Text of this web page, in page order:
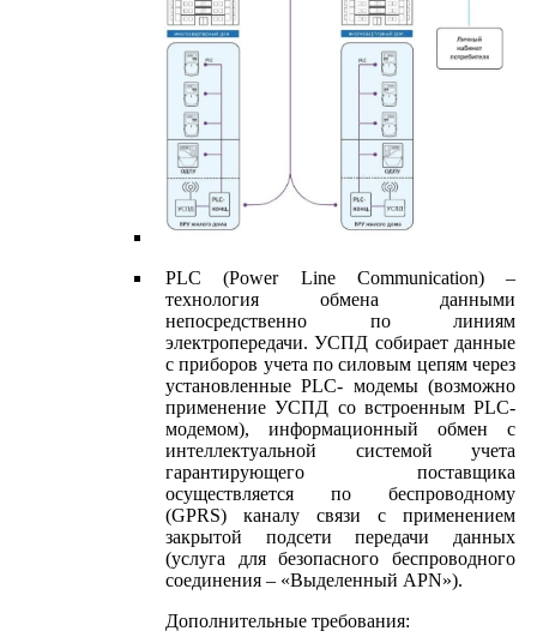
PLC (Power Line Communication) –
технология обмена данными
непосредственно по линиям
электропередачи. УСПД собирает данные
с приборов учета по силовым цепям через
установленные PLC- модемы (возможно
применение УСПД со встроенным PLC-
модемом), информационный обмен с
интеллектуальной системой учета
гарантирующего поставщика
осуществляется по беспроводному
(GPRS) каналу связи с применением
закрытой подсети передачи данных
(услуга для безопасного беспроводного
соединения – «Выделенный APN»).
Дополнительные требования: